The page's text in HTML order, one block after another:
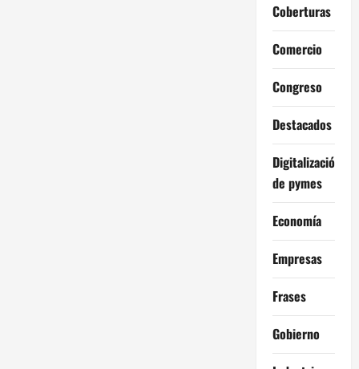
Coberturas
Comercio
Congreso
Destacados
Digitalización
de pymes
Economía
Empresas
Frases
Gobierno